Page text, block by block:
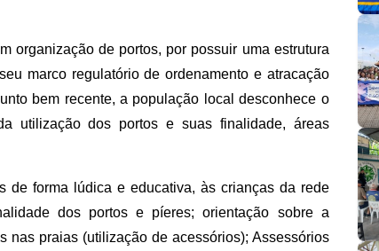
organização de portos, por possuir uma estrutura
marco regulatório de ordenamento e atracação
bem recente, a população local desconhece o
utilização dos portos e suas finalidade, áreas
de forma lúdica e educativa, às crianças da rede
dos portos e píeres; orientação sobre a
nas praias (utilização de acessórios); Assessórios